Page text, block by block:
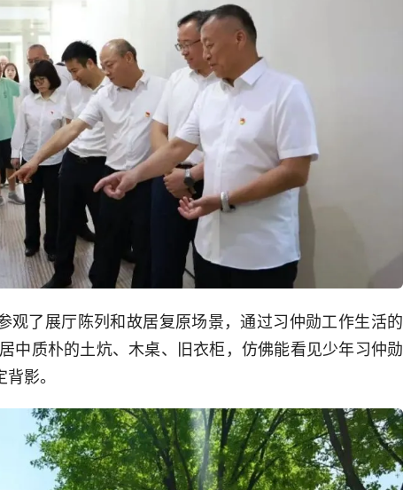
观了展厅陈列和故居复原场景，通过习仲勋工作生活的
中质朴的土炕、木桌、旧衣柜，仿佛能看见少年习仲勋
影。